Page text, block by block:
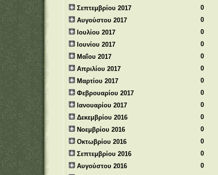
Σεπτεμβρίου 2017
0
Αυγούστου 2017
0
Ιουλίου 2017
0
Ιουνίου 2017
0
Μαΐου 2017
0
Απριλίου 2017
0
Μαρτίου 2017
0
Φεβρουαρίου 2017
0
Ιανουαρίου 2017
0
Δεκεμβρίου 2016
0
Νοεμβρίου 2016
0
Οκτωβρίου 2016
0
Σεπτεμβρίου 2016
0
Αυγούστου 2016
0